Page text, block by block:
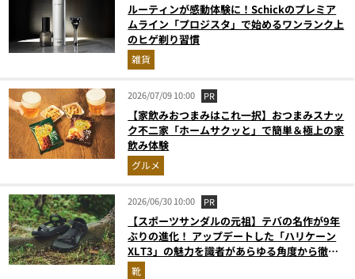
ルーティンが感動体験に！Schickのプレミア
ムライン「プロジスタ」で始めるワンランク上
のヒゲ剃り習慣
雑貨
2026/07/09 10:00 PR
【家飲みおつまみはこれ一択】おつまみスナッ
ク不二家「ホームサクッと」で簡単＆極上の家
飲み体験
グルメ
2026/06/30 10:00 PR
【スポーツサンダルの元祖】テバの名作が9年
ぶりの進化！ アップデートした「ハリケーン
XLT3」の魅力を識者があらゆる角度から徹底
解説！
靴